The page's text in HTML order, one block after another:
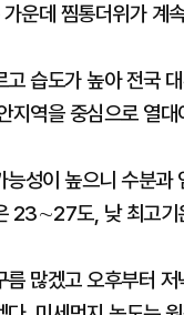
운데 찜통더위가 계
고 습도가 높아 전국
지역을 중심으로 열
성이 높으니 수분
23∼27도, 낮 최고
름 많겠고 오후부터